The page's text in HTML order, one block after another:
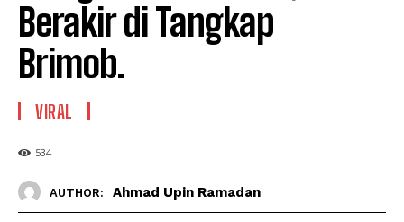
Berakir di Tangkap
Brimob.
VIRAL
534
AUTHOR: Ahmad Upin Ramadan